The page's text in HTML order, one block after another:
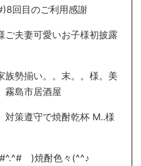
回目のご利用感謝
ご夫妻可愛いお子様初披露
勢揃い。。末。。様。美
島市居酒屋
策遵守で焼酎乾杯 M..様
)焼酎色々(^^♪